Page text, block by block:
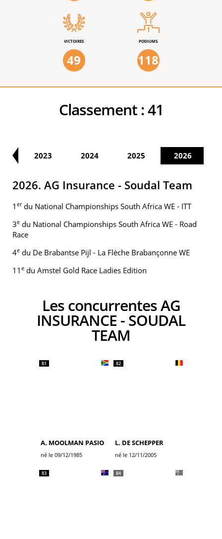
VICTOIRES
49
PODIUMS
118
Classement :41
2023 2024 2025 2026
2026. AG Insurance - Soudal Team
1 erdu National Championships South Africa WE - ITT
3e du National Championships South Africa WE - Road
Race
4e du De Brabantse Pijl - La Flèche Brabançonne WE
11 e du Amstel Gold Race Ladies Edition
Les concurrentes AG
INSURANCE - SOUDAL
TEAM
81
A. MOOLMAN PASIO
né le 09/12/1985
82
L. DE SCHEPPER
né le 12/11/2005
83 84